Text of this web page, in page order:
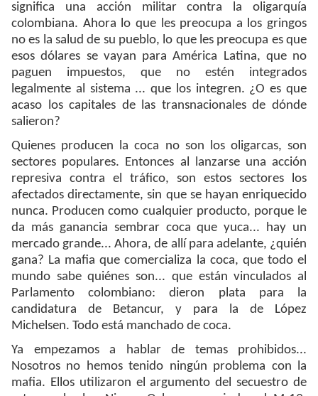
significa una acción militar contra la oligarquía
colombiana. Ahora lo que les preocupa a los gringos
no es la salud de su pueblo, lo que les preocupa es que
esos dólares se vayan para América Latina, que no
paguen impuestos, que no estén integrados
legalmente al sistema ... que los integren. ¿O es que
acaso los capitales de las transnacionales de dónde
salieron?
Quienes producen la coca no son los oligarcas, son
sectores populares. Entonces al lanzarse una acción
represiva contra el tráfico, son estos sectores los
afectados directamente, sin que se hayan enriquecido
nunca. Producen como cualquier producto, porque le
da más ganancia sembrar coca que yuca... hay un
mercado grande... Ahora, de allí para adelante, ¿quién
gana? La mafia que comercializa la coca, que todo el
mundo sabe quiénes son... que están vinculados al
Parlamento colombiano: dieron plata para la
candidatura de Betancur, y para la de López
Michelsen. Todo está manchado de coca.
Ya empezamos a hablar de temas prohibidos...
Nosotros no hemos tenido ningún problema con la
mafia. Ellos utilizaron el argumento del secuestro de